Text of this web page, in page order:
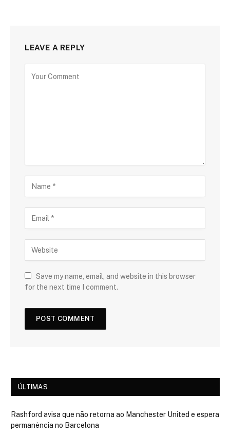
LEAVE A REPLY
Save my name, email, and website in this browser
for the next time I comment.
ÚLTIMAS
Rashford avisa que não retorna ao Manchester United e espera
permanência no Barcelona